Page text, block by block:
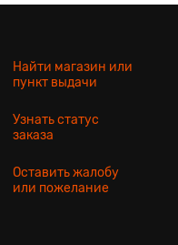
Найти магазин или
пункт выдачи
Узнать статус
заказа
Оставить жалобу
или пожелание